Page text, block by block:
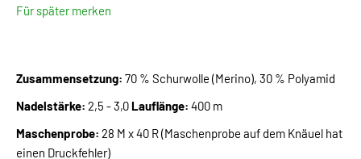
Für später merken
Zusammensetzung: 70 % Schurwolle (Merino), 30 % Polyamid
Nadelstärke: 2,5 - 3,0 Lauflänge: 400 m
Maschenprobe: 28 M x 40 R (Maschenprobe auf dem Knäuel hat
einen Druckfehler)